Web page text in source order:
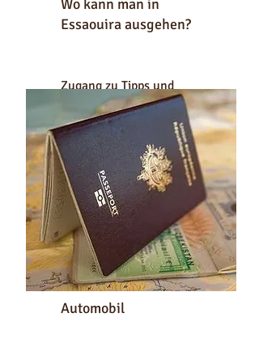
Wo kann man in
Essaouira ausgehen?
Zugang zu Tipps und
Ratschlägen
Automobil